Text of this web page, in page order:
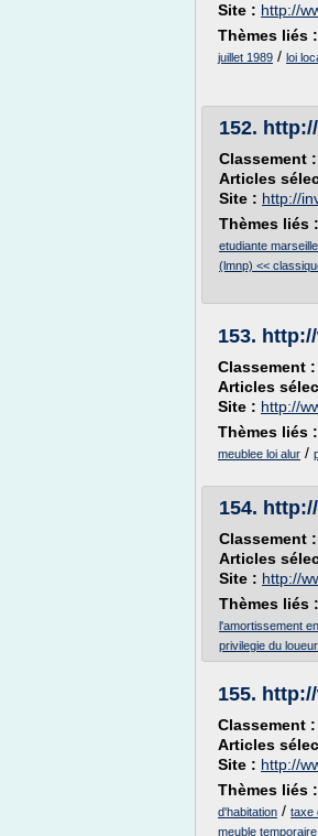
Site : http://
Thèmes liés :
juillet 1989 / loi
152.
Classement :
Articles
Site : http://
Thèmes liés :
etudiante marseille
(lmnp) <<
153.
Classement :
Articles
Site : http://
Thèmes liés :
meublee loi alur /
154.
Classement :
Articles
Site : http://
Thèmes liés :
l'amortissement
privilegie du
155.
Classement :
Articles
Site : http://
Thèmes liés :
d'habitation / taxe
meuble temporaire